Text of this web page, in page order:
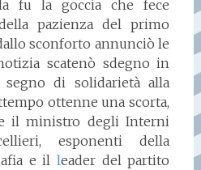
fu la goccia che fece
pazienza del primo
sconforto annunciò le
scatenò sdegno in
di solidarietà alla
ottenne una scorta,
il ministro degli Interni
esponenti della
e illeader del partito